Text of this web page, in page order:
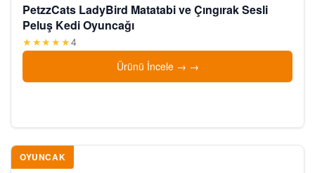
PetzzCats LadyBird Matatabi ve Çıngırak Sesli
Peluş Kedi Oyuncağı
★★★★★4
Ürünü İncele →
OYUNCAK